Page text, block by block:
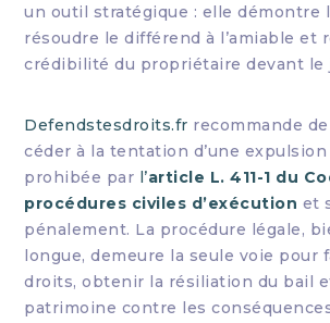
un outil stratégique : elle démontre
résoudre le différend à l’amiable et
crédibilité du propriétaire devant le
Defendstesdroits.fr recommande
céder à la tentation d’une
prohibée par l’article L. 411-1 du
procédures civiles d’exécution et
pénalement. La procédure légale,
longue, demeure la seule voie pour
droits, obtenir la résiliation du bail
patrimoine contre les